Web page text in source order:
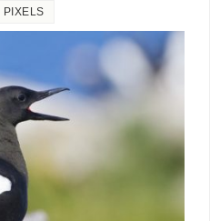
PIXELS